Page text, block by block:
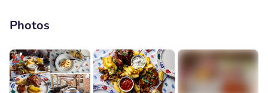
Photos